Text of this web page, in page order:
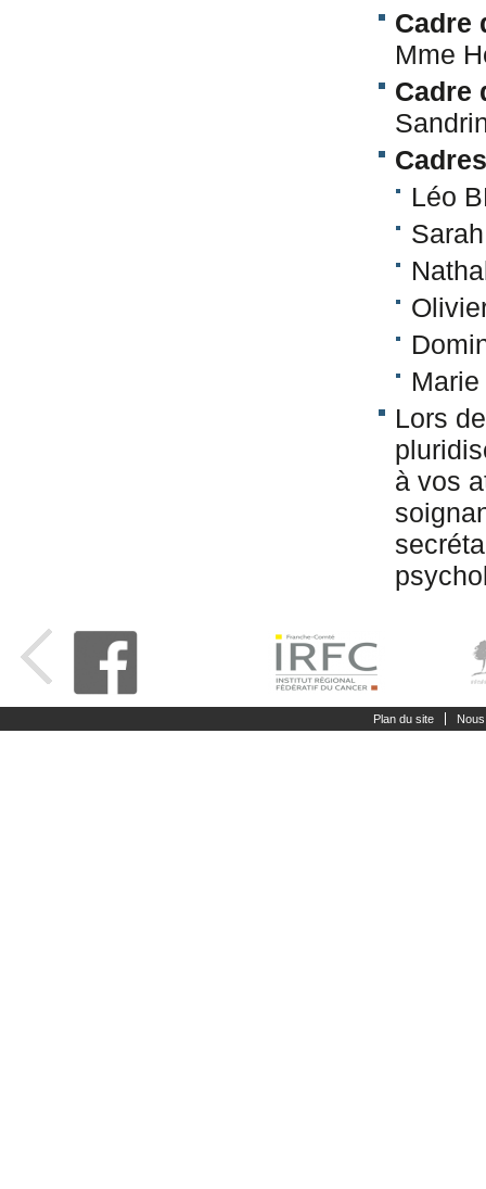
Cadre
Mme
Cadre
Léo
Lors
à vos
Plan du site